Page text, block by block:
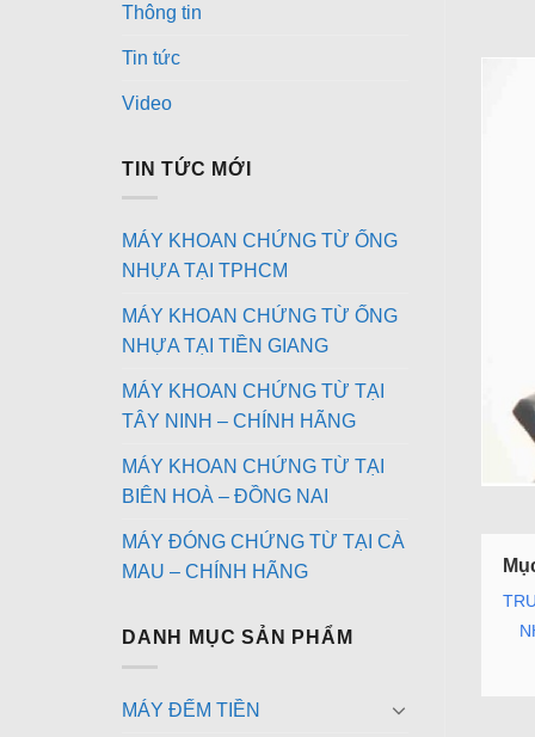
Thông tin
Tin tức
Video
TIN TỨC MỚI
MÁY KHOAN CHỨNG TỪ ỐNG
NHỰA TẠI TPHCM
MÁY KHOAN CHỨNG TỪ ỐNG
NHỰA TẠI TIỀN GIANG
MÁY KHOAN CHỨNG TỪ TẠI
TÂY NINH – CHÍNH HÃNG
MÁY KHOAN CHỨNG TỪ TẠI
BIÊN HOÀ – ĐỒNG NAI
MÁY ĐÓNG CHỨNG TỪ TẠI CÀ
MAU – CHÍNH HÃNG
DANH MỤC SẢN PHẨM
MÁY ĐẾM TIỀN